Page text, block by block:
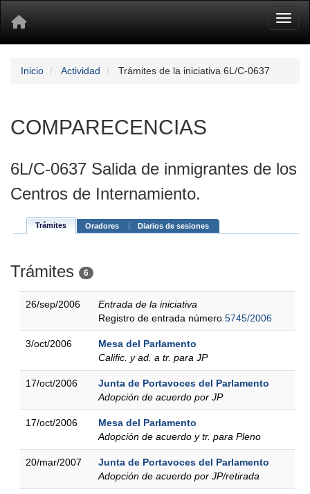
Inicio Actividad Trámites de la iniciativa 6L/C-0637
COMPARECENCIAS
6L/C-0637 Salida de inmigrantes de los
Centros de Internamiento.
Trámites Oradores Diarios de sesiones
Trámites 6
26/sep/2006
Entrada de la iniciativa
Registro de entrada número 5745/2006
3/oct/2006
Mesa del Parlamento
Calific. y ad. a tr. para JP
17/oct/2006
Junta de Portavoces del Parlamento
Adopción de acuerdo por JP
17/oct/2006
Mesa del Parlamento
Adopción de acuerdo y tr. para Pleno
20/mar/2007
Junta de Portavoces del Parlamento
Adopción de acuerdo por JP/retirada